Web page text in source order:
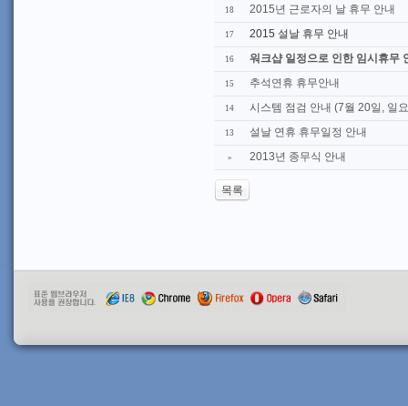
18 2015년 근로자의 날 휴무 안내
17 2015 설날 휴무 안내
16 워크샵 일정으로 인한 임시휴무
15 추석연휴 휴무안내
14 시스템 점검 안내 (7월 20일, 일
13 설날 연휴 휴무일정 안내
» 2013년 종무식 안내
목록